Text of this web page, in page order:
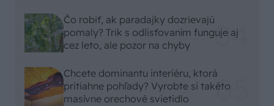
Čo robiť, ak paradajky dozrievajú
pomaly? Trik s odlisťovaním funguje aj
cez leto, ale pozor na chyby
Chcete dominantu interiéru, ktorá
pritiahne pohľady? Vyrobte si takéto
masívne orechové svietidlo